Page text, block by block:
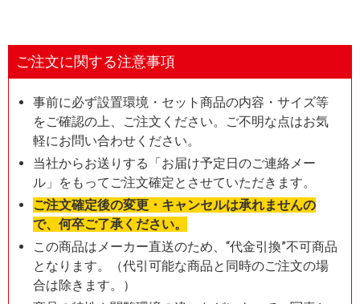
ご注文に関する注意事項
事前に必ず設置環境・セット商品の内容・サイズ等
をご確認の上、ご注文ください。ご不明な点はお気
軽にお問い合わせください。
当社からお送りする「お届け予定日のご連絡メー
ル」をもってご注文確定とさせていただきます。
ご注文確定後の変更・キャンセルは承れませんの
で、何卒ご了承ください。
この商品はメーカー直送のため、“代金引換”不可商品
となります。（代引可能な商品と同時のご注文の場
合は除きます。）